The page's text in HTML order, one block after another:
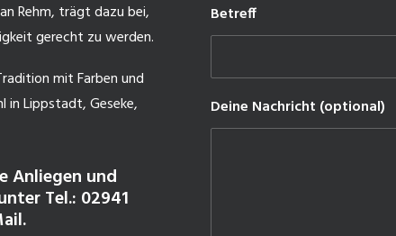
Rehm, trägt dazu bei,
gerecht zu werden.
mit Farben und
in Lippstadt, Geseke,
Anliegen und
Tel.: 02941
Betreff
Deine Nachricht (optional)